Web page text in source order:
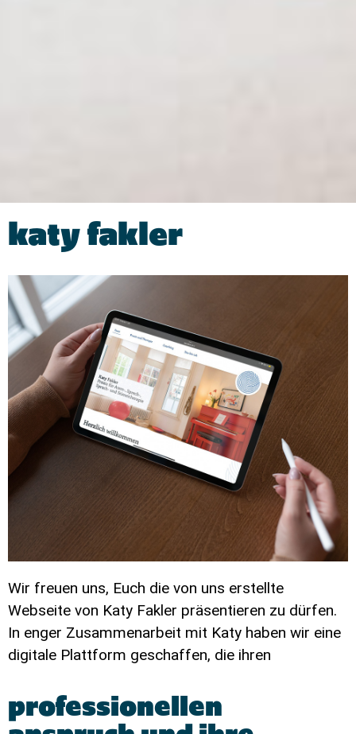
katy fakler
Wir freuen uns, Euch die von uns erstellte
Webseite von Katy Fakler präsentieren zu dürfen.
In enger Zusammenarbeit mit Katy haben wir eine
digitale Plattform geschaffen, die ihren
professionellen